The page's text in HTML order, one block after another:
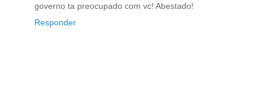
governo ta preocupado com vc! Abestado!
Responder